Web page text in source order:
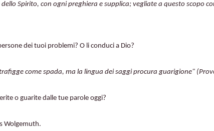
Spirito, con ogni preghiera e supplica; vegliate a questo scopo
dei tuoi problemi? O li conduci a Dio?
come spada, ma la lingua dei saggi procura guarigione"
o guarite dalle tue parole oggi?
Wolgemuth.